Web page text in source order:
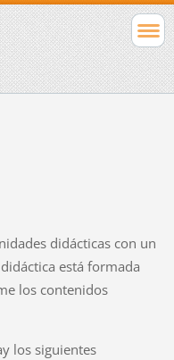
didácticas con un
está formada
los contenidos
los siguientes